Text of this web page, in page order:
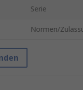
Serie
Normen/